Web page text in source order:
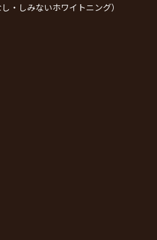
・しみないホワイトニング）